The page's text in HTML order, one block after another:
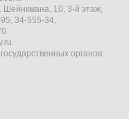
Шейнкмана, 10, 3-й этаж,
34-555-34,
органов: